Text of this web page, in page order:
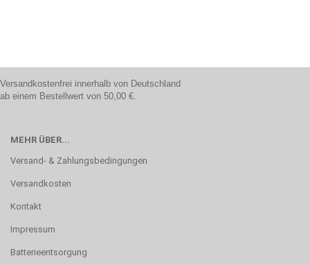
Versandkostenfrei innerhalb von Deutschland
ab einem Bestellwert von 50,00 €.
MEHR ÜBER...
Versand- & Zahlungsbedingungen
Versandkosten
Kontakt
Impressum
Batterieentsorgung